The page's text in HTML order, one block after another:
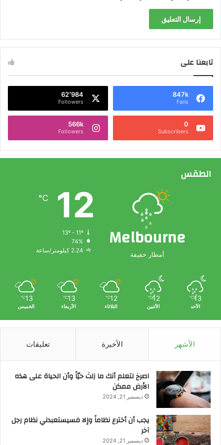
تابعنا على
847k
Fans
62٬984
Followers
0
Subscribers
566k
Followers
الطقس
Melbourne
أمطار خفيفة
12
℃
13º - 11º
74%
2.24 كيلومتر/ساعة
13
℃
الأحد
12
℃
الأثنين
12
℃
الثلاثاء
13
℃
الأربعاء
13
℃
الخميس
الأشهر الأخيرة تعليقات
‫اصرخ لتعلم أنك ما زلتَ حيّاً وأن الحياة على هذه
الأرض ممكن
ديسمبر 21, 2024
يجب أن أخترع نظاماً وإلا فسيستعبدني نظام رجل
آخر
ديسمبر 21, 2024